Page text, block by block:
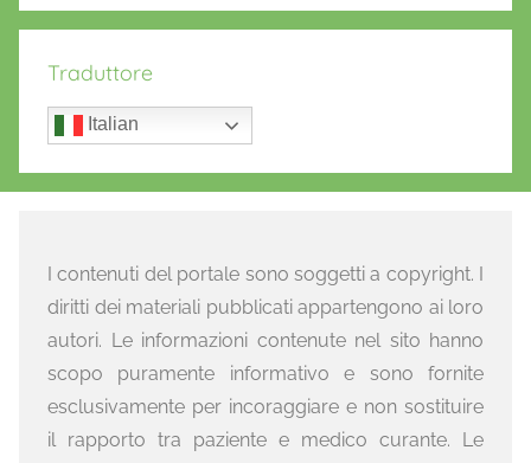
Traduttore
Italian
I contenuti del portale sono soggetti a copyright. I
diritti dei materiali pubblicati appartengono ai loro
autori. Le informazioni contenute nel sito hanno
scopo puramente informativo e sono fornite
esclusivamente per incoraggiare e non sostituire
il rapporto tra paziente e medico curante. Le